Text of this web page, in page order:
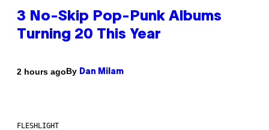
3 No-Skip Pop-Punk Albums
Turning 20 This Year
2 hours agoBy Dan Milam
FLESHLIGHT